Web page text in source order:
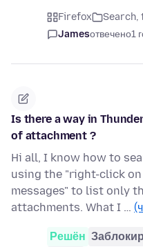
Firefox Search,
Jamesотвечено1
Is there a way in
of attachment ?
Hi all, I know how to
using the "right-click
messages" to list only
attachments. What I …
Решён